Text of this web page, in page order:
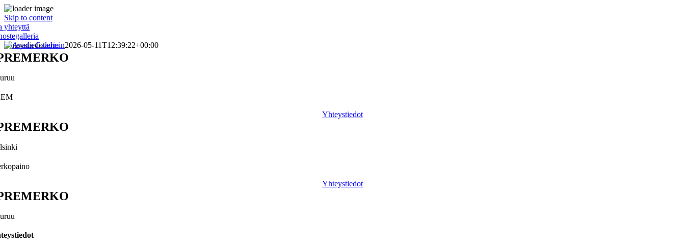
Skip to content
yhteyttä
Yhteystiedotadmin2026-05-11T12:39:22+00:00
Yhteystiedot
Yhteystiedot